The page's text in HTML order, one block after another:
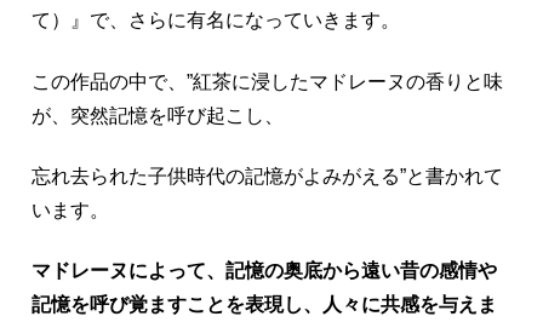
て）』で、さらに有名になっていきます。
この作品の中で、”紅茶に浸したマドレーヌの香りと味
が、突然記憶を呼び起こし、
忘れ去られた子供時代の記憶がよみがえる”と書かれて
います。
マドレーヌによって、記憶の奥底から遠い昔の感情や
記憶を呼び覚ますことを表現し、人々に共感を与えま